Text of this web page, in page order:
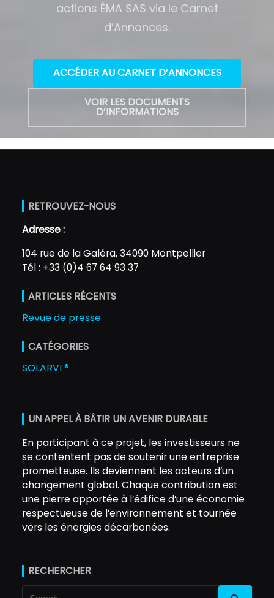
actions ÉMA SAS via le Carnet
d’Annonces.
ACCÉDER AU CARNET D’ANNONCES
VOIR LES DOCUMENTS
D’INFORMATIONS
RETROUVEZ-NOUS
Adresse :
104 rue de la Galéra, 34090 Montpellier
Tél : +33 (0)4 67 64 93 37
ARTICLES RÉCENTS
Revue de presse
CATÉGORIES
SOLARVI ®
UN APPEL À BÂTIR UN AVENIR DURABLE
En participant à ce projet, les investisseurs ne
se contentent pas de soutenir une entreprise
prometteuse. Ils deviennent les acteurs d’un
changement global. Chaque contribution est
une pierre apportée à l’édifice d’une économie
respectueuse de l’environnement et tournée
vers les énergies décarbonées.
RECHERCHER
Search